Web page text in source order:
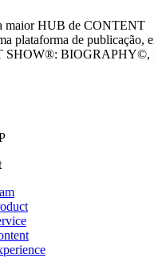
HUB de CONTENT
plataforma de publicação,
SHOW®: